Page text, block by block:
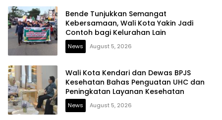
Bende Tunjukkan Semangat
Kebersamaan, Wali Kota Yakin Jadi
Contoh bagi Kelurahan Lain
News August 5, 2026
Wali Kota Kendari dan Dewas BPJS
Kesehatan Bahas Penguatan UHC dan
Peningkatan Layanan Kesehatan
News August 5, 2026